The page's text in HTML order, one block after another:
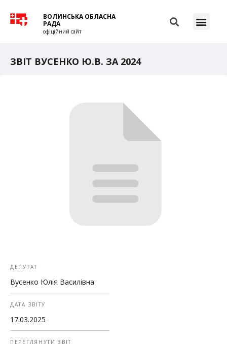
ВОЛИНСЬКА ОБЛАСНА
РАДА
офіційний сайт
ЗВІТ ВУСЕНКО Ю.В. ЗА 2024
ДЕПУТАТ
Вусенко Юлія Василівна
ДАТА ЗВІТУ
17.03.2025
ПЕРЕГЛЯНУТИ ЗВІТ